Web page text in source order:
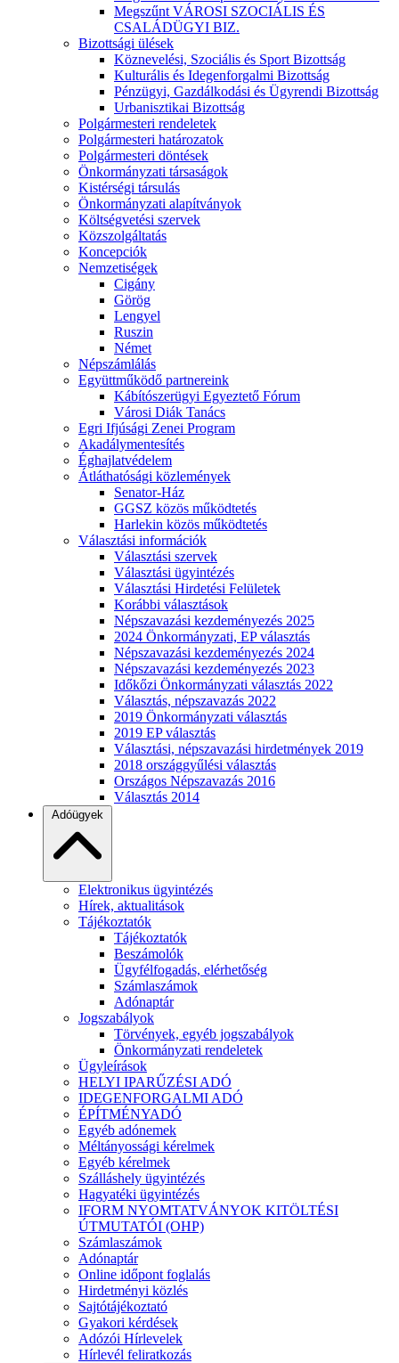
Megszűnt VÁROSI SZOCIÁLIS ÉS
CSALÁDÜGYI BIZ.
Bizottsági ülések
Köznevelési, Szociális és Sport Bizottság
Kulturális és Idegenforgalmi Bizottság
Pénzügyi, Gazdálkodási és Ügyrendi Bizottság
Urbanisztikai Bizottság
Polgármesteri rendeletek
Polgármesteri határozatok
Polgármesteri döntések
Önkormányzati társaságok
Kistérségi társulás
Önkormányzati alapítványok
Költségvetési szervek
Közszolgáltatás
Koncepciók
Nemzetiségek
Cigány
Görög
Lengyel
Ruszin
Német
Népszámlálás
Együttműködő partnereink
Kábítószerügyi Egyeztető Fórum
Városi Diák Tanács
Egri Ifjúsági Zenei Program
Akadálymentesítés
Éghajlatvédelem
Átláthatósági közlemények
Senator-Ház
GGSZ közös működtetés
Harlekin közös működtetés
Választási információk
Választási szervek
Választási ügyintézés
Választási Hirdetési Felületek
Korábbi választások
Népszavazási kezdeményezés 2025
2024 Önkormányzati, EP választás
Népszavazási kezdeményezés 2024
Népszavazási kezdeményezés 2023
Időkőzi Önkormányzati választás 2022
Választás, népszavazás 2022
2019 Önkormányzati választás
2019 EP választás
Választási, népszavazási hirdetmények 2019
2018 országgyűlési választás
Országos Népszavazás 2016
Választás 2014
Adóügyek
Elektronikus ügyintézés
Hírek, aktualitások
Tájékoztatók
Tájékoztatók
Beszámolók
Ügyfélfogadás, elérhetőség
Számlaszámok
Adónaptár
Jogszabályok
Törvények, egyéb jogszabályok
Önkormányzati rendeletek
Ügyleírások
HELYI IPARŰZÉSI ADÓ
IDEGENFORGALMI ADÓ
ÉPÍTMÉNYADÓ
Egyéb adónemek
Méltányossági kérelmek
Egyéb kérelmek
Szálláshely ügyintézés
Hagyatéki ügyintézés
IFORM NYOMTATVÁNYOK KITÖLTÉSI
ÚTMUTATÓI (OHP)
Számlaszámok
Adónaptár
Online időpont foglalás
Hirdetményi közlés
Sajtótájékoztató
Gyakori kérdések
Adózói Hírlevelek
Hírlevél feliratkozás